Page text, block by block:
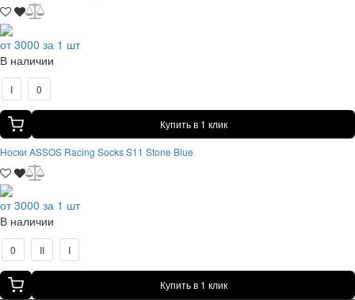
от 3000 за 1 шт
В наличии
I 0
Купить в 1 клик
Носки ASSOS Racing Socks S11 Stone Blue
от 3000 за 1 шт
В наличии
0 II I
Купить в 1 клик